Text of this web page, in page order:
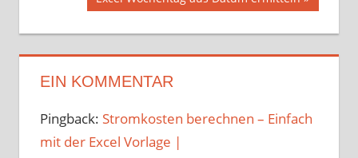
Beitrag:
EIN KOMMENTAR
Pingback: Stromkosten berechnen – Einfach
mit der Excel Vorlage |